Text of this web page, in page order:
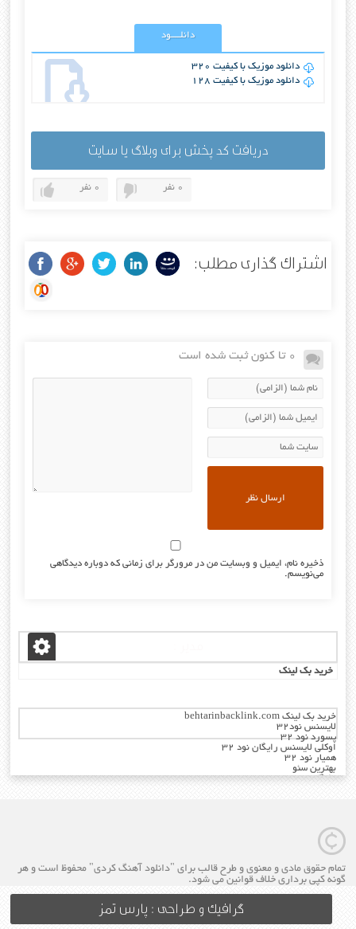
دانلــــود
دانلود موزیک با کیفیت 320
دانلود موزیک با کیفیت 128
دریافت کد پخش برای وبلاگ یا سایت
0 نفر 0 نفر
اشتراک گذاری مطلب:
0 تا کنون ثبت شده است
ذخیره نام، ایمیل و وبسایت من در مرورگر برای زمانی که دوباره دیدگاهی
می‌نویسم.
خرید بک لینک
خرید بک لینک behtarinbacklink.com
لایسنس نود32
پسورد نود 32
اوکلی لایسنس رایگان نود 32
همیار نود 32
بهترین سئو
رایگان
تمام حقوق مادی و معنوی و طرح قالب برای "دانلود آهنگ کردی" محفوظ است و هر
گونه کپی برداری خلاف قوانین می شود.
گرافیک و طراحی : پارس تمز